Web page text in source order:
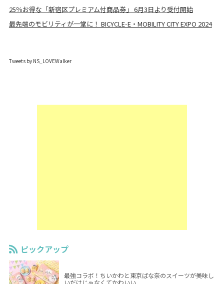
25％お得な「新宿区プレミアム付商品券」 6月3日より受付開始
最先端のモビリティが一堂に！ BICYCLE-E・MOBILITY CITY EXPO 2024
Tweets by NS_LOVEWalker
ピックアップ
最強コラボ！ちいかわと東京ばな奈のスイーツが美味し